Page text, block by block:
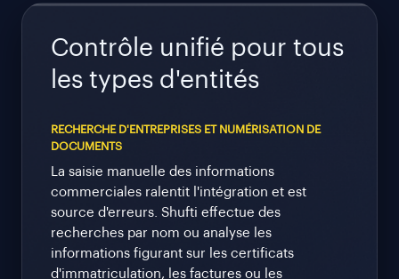
Contrôle unifié pour tous
les types d'entités
RECHERCHE D'ENTREPRISES ET NUMÉRISATION DE
DOCUMENTS
La saisie manuelle des informations
commerciales ralentit l'intégration et est
source d'erreurs. Shufti effectue des
recherches par nom ou analyse les
informations figurant sur les certificats
d'immatriculation, les factures ou les